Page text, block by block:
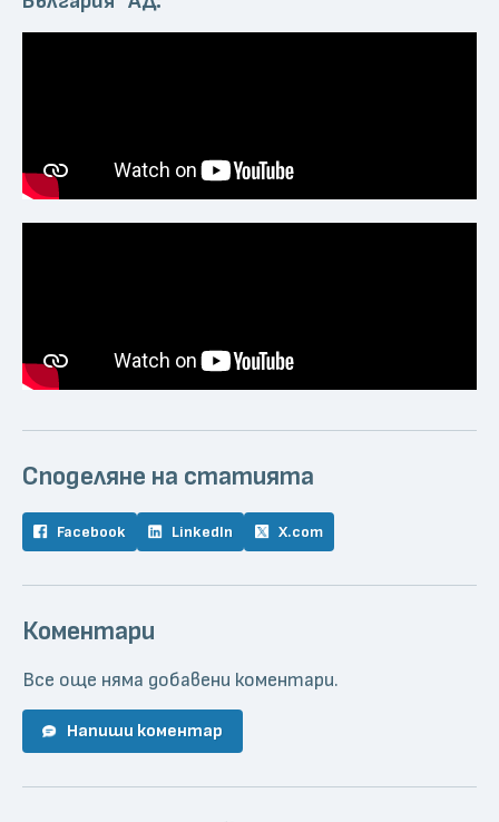
Споделяне на статията
Facebook LinkedIn X.com
Коментари
Все още няма добавени коментари.
Напиши коментар